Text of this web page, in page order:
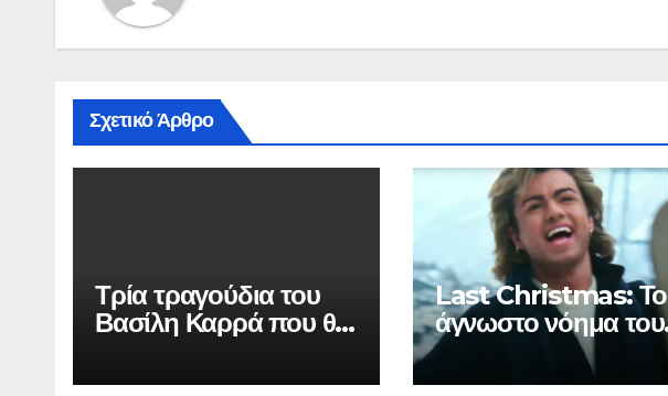
Σχετικό Άρθρο
Τρία τραγούδια του
Βασίλη Καρρά που θα
Last Christmas: Το
άγνωστο νόημα του
τραγουδιού που
σημάδεψε τον